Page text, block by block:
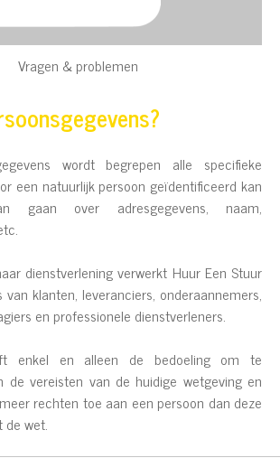
Vragen & problemen
wordt begrepen alle specifieke
een natuurlijk persoon geïdentificeerd kan
gaan over adresgegevens, naam,
dienstverlening verwerkt Huur Een Stuur
van klanten, leveranciers, onderaannemers,
en professionele dienstverleners.
enkel en alleen de bedoeling om te
de vereisten van de huidige wetgeving en
rechten toe aan een persoon dan deze
de wet.